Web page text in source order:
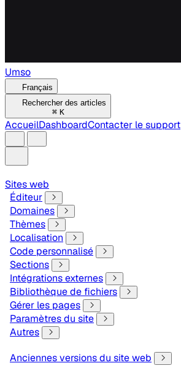
Umso
Français
Rechercher des articles
⌘ K
AccueilDashboardContacter le support
Sites web
Éditeur
Domaines
Thèmes
Localisation
Code personnalisé
Sections
Intégrations externes
Bibliothèque de fichiers
Gérer les pages
Paramètres du site
Autres
Anciennes versions du site web